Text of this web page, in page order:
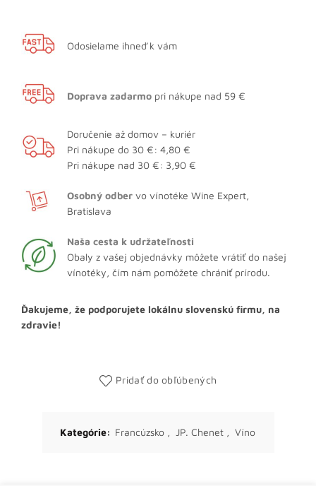
Odosielame ihneď k vám
Doprava zadarmo pri nákupe nad 59 €
Doručenie až domov – kuriér
Pri nákupe do 30 €: 4,80 €
Pri nákupe nad 30 €: 3,90 €
Osobný odber vo vínotéke Wine Expert,
Bratislava
Naša cesta k udržateľnosti
Obaly z vašej objednávky môžete vrátiť do našej
vínotéky, čím nám pomôžete chrániť prírodu.
Ďakujeme, že podporujete lokálnu slovenskú firmu, na
zdravie!
Pridať do obľúbených
Kategórie: Francúzsko , JP. Chenet , Víno